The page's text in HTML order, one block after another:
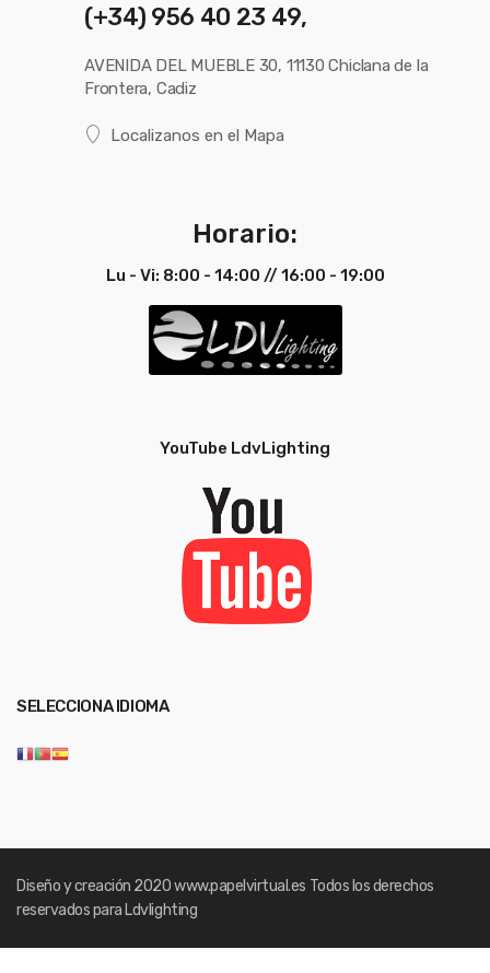
(+34) 956 40 23 49,
AVENIDA DEL MUEBLE 30, 11130 Chiclana de la
Frontera, Cadiz
Localizanos en el Mapa
Horario:
Lu - Vi: 8:00 - 14:00 // 16:00 - 19:00
YouTube LdvLighting
SELECCIONA IDIOMA
Diseño y creación 2020www.papelvirtual.es Todos los derechos
reservados para Ldvlighting